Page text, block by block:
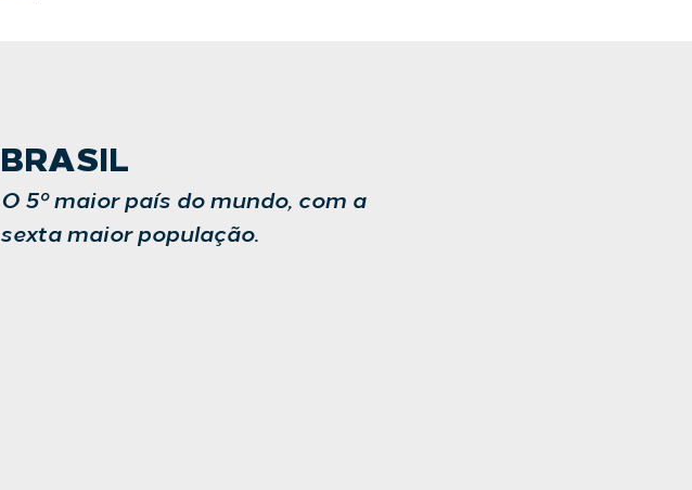
BRASIL
O 5º maior país do mundo, com a
sexta maior população.